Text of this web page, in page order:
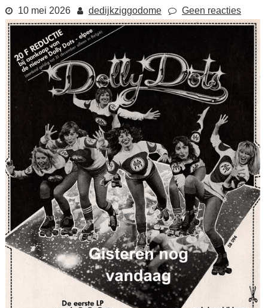
10 mei 2026 dedijkziggodome Geen reacties